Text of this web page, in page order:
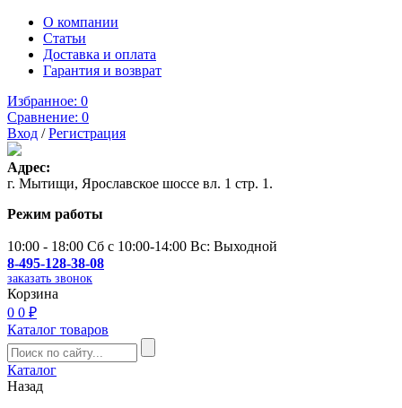
О компании
Статьи
Доставка и оплата
Гарантия и возврат
Избранное: 0
Сравнение: 0
Вход /Регистрация
Адрес:
г. Мытищи, Ярославское шоссе вл. 1 стр. 1.
Режим работы
10:00 - 18:00 Сб с 10:00-14:00 Вс: Выходной
8-495-128-38-08
заказать звонок
Корзина
0 0 ₽
Каталог товаров
Каталог
Назад